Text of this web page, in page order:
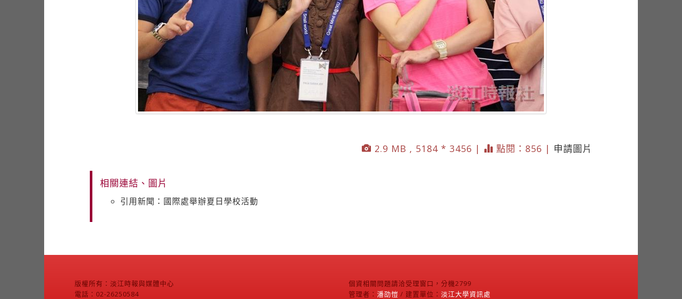
2.9 MB , 5184 * 3456 | 點閱：856 | 申請圖片
相關連結、圖片
引用新聞：國際處舉辦夏日學校活動
版權所有：淡江時報與媒體中心
電話：02-26250584
個資相關問題請洽受理窗口，分機2799
管理者： 潘劭愷 / 建置單位： 淡江大學資訊處